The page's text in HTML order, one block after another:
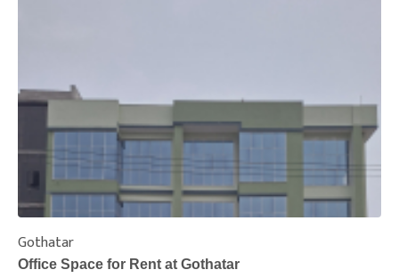
Gothatar
Office Space for Rent at Gothatar